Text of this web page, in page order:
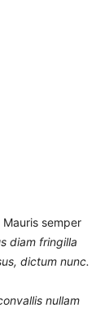
semper
diam fringilla
dictum nunc.
nullam